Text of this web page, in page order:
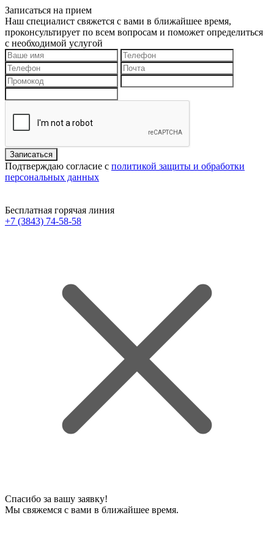
Записаться на прием
Наш специалист свяжется с вами в ближайшее время,
проконсультирует по всем вопросам и поможет определиться
с необходимой услугой
Подтверждаю согласие с политикой защиты и обработки
персональных данных
Бесплатная горячая линия
+7 (3843) 74-58-58
Спасибо за вашу заявку!
Мы свяжемся с вами в ближайшее время.